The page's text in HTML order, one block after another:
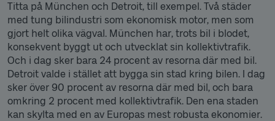
Titta på München och Detroit, till exempel. Två städer
med tung bilindustri som ekonomisk motor, men som
gjort helt olika vägval. München har, trots bil i blodet,
konsekvent byggt ut och utvecklat sin kollektivtrafik.
Och i dag sker bara 24 procent av resorna där med bil.
Detroit valde i stället att bygga sin stad kring bilen. I dag
sker över 90 procent av resorna där med bil, och bara
omkring 2 procent med kollektivtrafik. Den ena staden
kan skylta med en av Europas mest robusta ekonomier.